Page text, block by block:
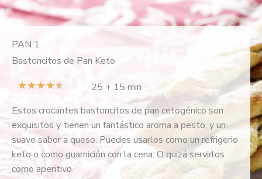
PAN 1
Bastoncitos de Pan Keto
★★★★★
l
o
r
a
d
25 + 15 min
Estos crocantes bastoncitos de pan cetogénico son
exquisitos y tienen un fantástico aroma a pesto, y un
suave sabor a queso. Puedes usarlos como un refrigerio
keto o como guarnición con la cena. O quizá servirlos
como aperitivo.